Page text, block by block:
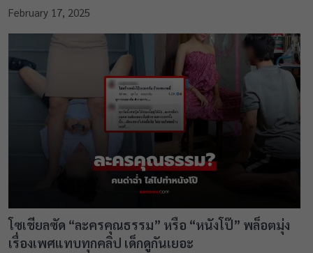
February 17, 2025
โซเชียลซัด “ละครคุณธรรม” หรือ “หนังโป๊” พล็อตมุ่ง
เรื่องเพศแทบทุกคลิป เด็กดูกันเยอะ